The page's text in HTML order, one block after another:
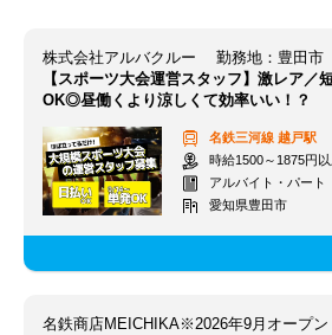
株式会社アルバクルー 勤務地：豊田市
【スポーツ大会運営スタッフ】激レア／
OK◎昼働くより涼しくて効率いい！？
名鉄三河線 越戸駅
時給1500～1875円
アルバイト・パート
愛知県豊田市
名鉄商店MEICHIKA※2026年9月オープン